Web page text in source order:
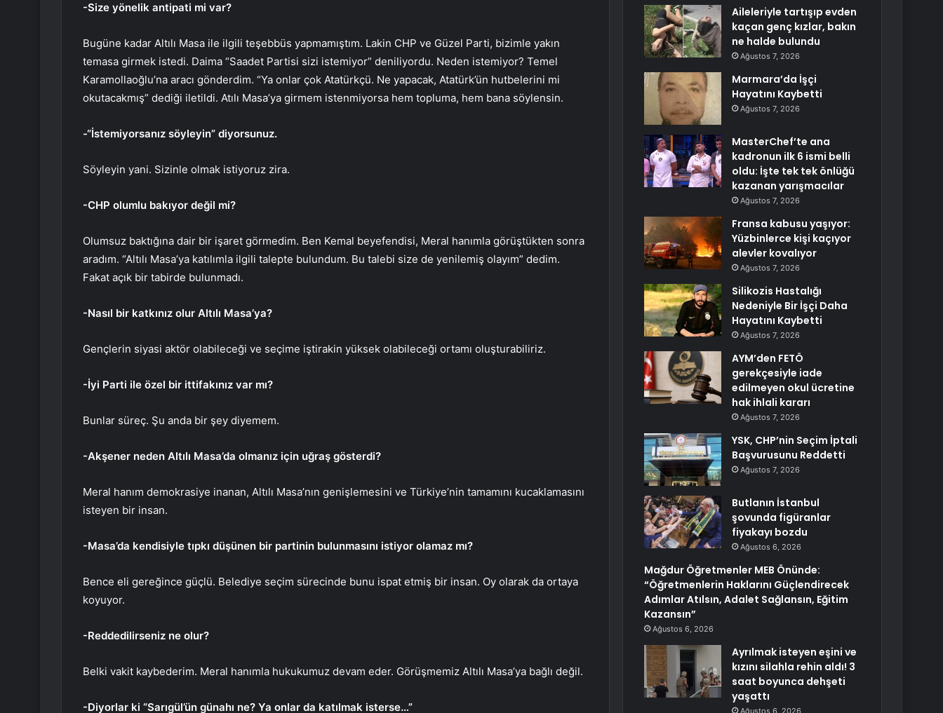
-Size yönelik antipati mi var?
Bugüne kadar Altılı Masa ile ilgili teşebbüs yapmamıştım. Lakin CHP ve Güzel Parti, bizimle yakın
temasa girmek istedi. Daima “Saadet Partisi sizi istemiyor” deniliyordu. Neden istemiyor? Temel
Karamollaoğlu’na aracı gönderdim. “Ya onlar çok Atatürkçü. Ne yapacak, Atatürk’ün hutbelerini mi
okutacakmış” dediği iletildi. Atılı Masa’ya girmem istenmiyorsa hem topluma, hem bana söylensin.
-“İstemiyorsanız söyleyin” diyorsunuz.
Söyleyin yani. Sizinle olmak istiyoruz zira.
-CHP olumlu bakıyor değil mi?
Olumsuz baktığına dair bir işaret görmedim. Ben Kemal beyefendisi, Meral hanımla görüştükten sonra
aradım. “Altılı Masa’ya katılımla ilgili talepte bulundum. Bu talebi size de yenilemiş olayım” dedim.
Fakat açık bir tabirde bulunmadı.
-Nasıl bir katkınız olur Altılı Masa’ya?
Gençlerin siyasi aktör olabileceği ve seçime iştirakin yüksek olabileceği ortamı oluşturabiliriz.
-İyi Parti ile özel bir ittifakınız var mı?
Bunlar süreç. Şu anda bir şey diyemem.
-Akşener neden Altılı Masa’da olmanız için uğraş gösterdi?
Meral hanım demokrasiye inanan, Altılı Masa’nın genişlemesini ve Türkiye’nin tamamını kucaklamasını
isteyen bir insan.
-Masa’da kendisiyle tıpkı düşünen bir partinin bulunmasını istiyor olamaz mı?
Bence eli gereğince güçlü. Belediye seçim sürecinde bunu ispat etmiş bir insan. Oy olarak da ortaya
koyuyor.
-Reddedilirseniz ne olur?
Belki vakit kaybederim. Meral hanımla hukukumuz devam eder. Görüşmemiz Altılı Masa’ya bağlı değil.
-Diyorlar ki “Sarıgül’ün günahı ne? Ya onlar da katılmak isterse…”
Aileleriyle tartışıp evden
kaçan genç kızlar, bakın
ne halde bulundu
Ağustos 7, 2026
Marmara’da İşçi
Hayatını Kaybetti
Ağustos 7, 2026
MasterChef’te ana
kadronun ilk 6 ismi belli
oldu: İşte tek tek önlüğü
kazanan yarışmacılar
Ağustos 7, 2026
Fransa kabusu yaşıyor:
Yüzbinlerce kişi kaçıyor
alevler kovalıyor
Ağustos 7, 2026
Silikozis Hastalığı
Nedeniyle Bir İşçi Daha
Hayatını Kaybetti
Ağustos 7, 2026
AYM’den FETÖ
gerekçesiyle iade
edilmeyen okul ücretine
hak ihlali kararı
Ağustos 7, 2026
YSK, CHP’nin Seçim İptali
Başvurusunu Reddetti
Ağustos 7, 2026
Butlanın İstanbul
şovunda figüranlar
fiyakayı bozdu
Ağustos 6, 2026
Mağdur Öğretmenler MEB Önünde:
“Öğretmenlerin Haklarını Güçlendirecek
Adımlar Atılsın, Adalet Sağlansın, Eğitim
Kazansın”
Ağustos 6, 2026
Ayrılmak isteyen eşini ve
kızını silahla rehin aldı! 3
saat boyunca dehşeti
yaşattı
Ağustos 6, 2026